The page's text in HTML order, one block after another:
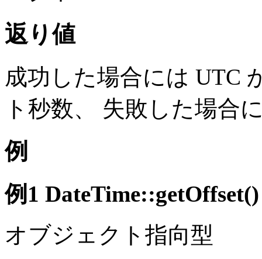
返り値
成功した場合には UTC
ト秒数、 失敗した場合
例
例1 DateTime::getOffset()
オブジェクト指向型